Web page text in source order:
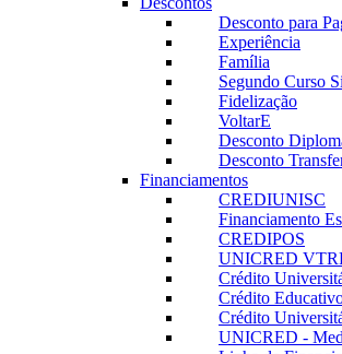
Desconto para
Experiência
Família
Segundo Curso
Fidelização
VoltarE
Desconto
Desconto
Financiamentos
CREDIUNISC
Financiamento
CREDIPOS
UNICRED
Crédito
Crédito
Crédito
UNICRED -